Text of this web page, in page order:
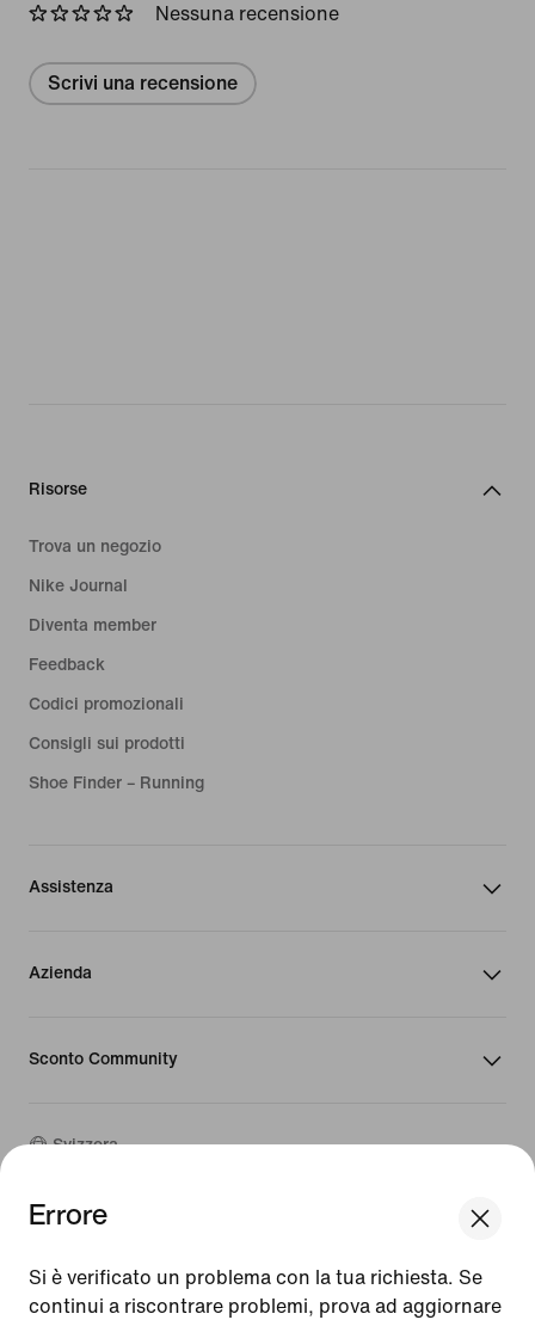
Update your location?
Errore
Si è verificato un problema con la tua richiesta. Se
continui a riscontrare problemi, prova ad aggiornare
Nessuna recensione
Scrivi una recensione
Risorse
Trova un negozio
Nike Journal
Diventa member
Feedback
Codici promozionali
Consigli sui prodotti
Shoe Finder – Running
Assistenza
Azienda
Sconto Community
Svizzera
©2026 Nike, Inc. Tutti i diritti riservati
Condizioni d'uso
Condizioni di vendita